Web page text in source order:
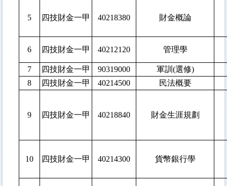
5 四技財金一甲 40218380 財金概論
6 四技財金一甲 40212120 管理學
7 四技財金一甲 90319000
軍訓(選修)
8
四技財金一甲 40214500 民法概要
9 四技財金一甲 40218840 財金生涯規劃
10 四技財金一甲 40214300 貨幣銀行學